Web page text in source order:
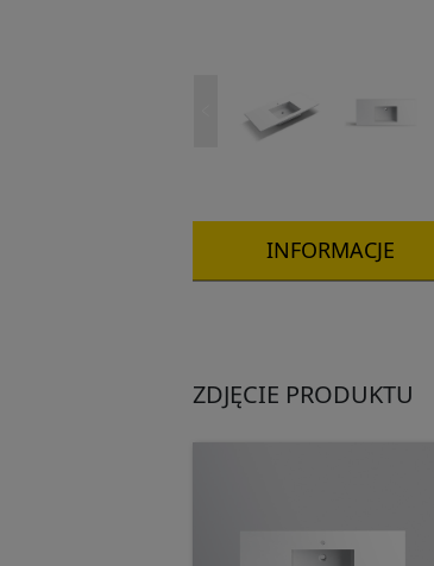
INFORMACJE
ZDJĘCIE PRODUKTU